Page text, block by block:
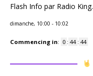
Flash Info par Radio King.
dimanche, 10:00 - 10:02
Commencing in: 0 : 44 : 43